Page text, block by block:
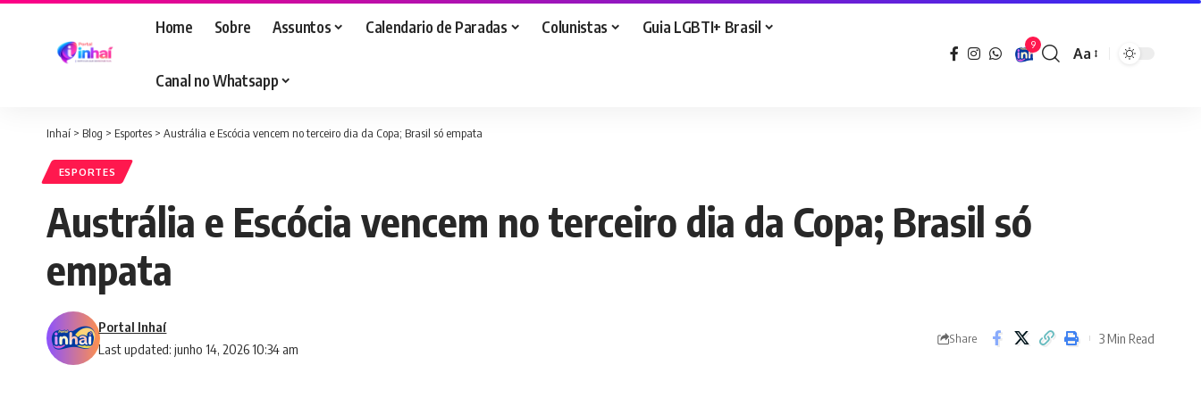
Home Sobre Assuntos Calendario de Paradas Colunistas Guia LGBTI+ Brasil
Canal no Whatsapp
9
Font
Aa
Inhaí > Blog > Esportes > Austrália e Escócia vencem no terceiro dia da Copa; Brasil só empata
ESPORTES
Austrália e Escócia vencem no terceiro dia da Copa; Brasil só
empata
Last updated: junho 14, 2026 10:34 am
Portal Inhaí
Share 3 Min Read